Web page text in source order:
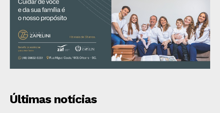
Últimas notícias